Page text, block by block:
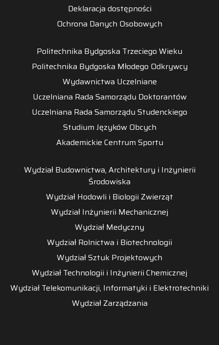
Deklaracja dostępności
Ochrona Danych Osobowych
Politechnika Bydgoska Trzeciego Wieku
Politechnika Bydgoska Młodego Odkrywcy
Wydawnictwa Uczelniane
Uczelniana Rada Samorządu Doktorantów
Uczelniana Rada Samorządu Studenckiego
Studium Języków Obcych
Akademickie Centrum Sportu
Wydział Budownictwa, Architektury i Inżynierii
Środowiska
Wydział Hodowli i Biologii Zwierząt
Wydział Inżynierii Mechanicznej
Wydział Medyczny
Wydział Rolnictwa i Biotechnologii
Wydział Sztuk Projektowych
Wydział Technologii i Inżynierii Chemicznej
Wydział Telekomunikacji, Informatyki i Elektrotechniki
Wydział Zarządzania